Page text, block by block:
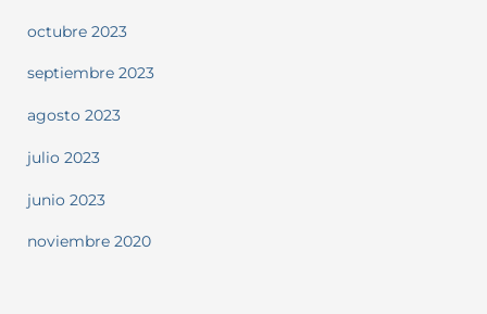
octubre 2023
septiembre 2023
agosto 2023
julio 2023
junio 2023
noviembre 2020